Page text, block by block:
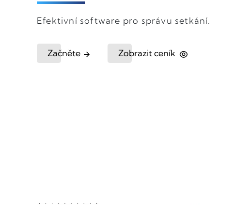
Efektivní software pro správu setkání.
Začněte Zobrazit ceník